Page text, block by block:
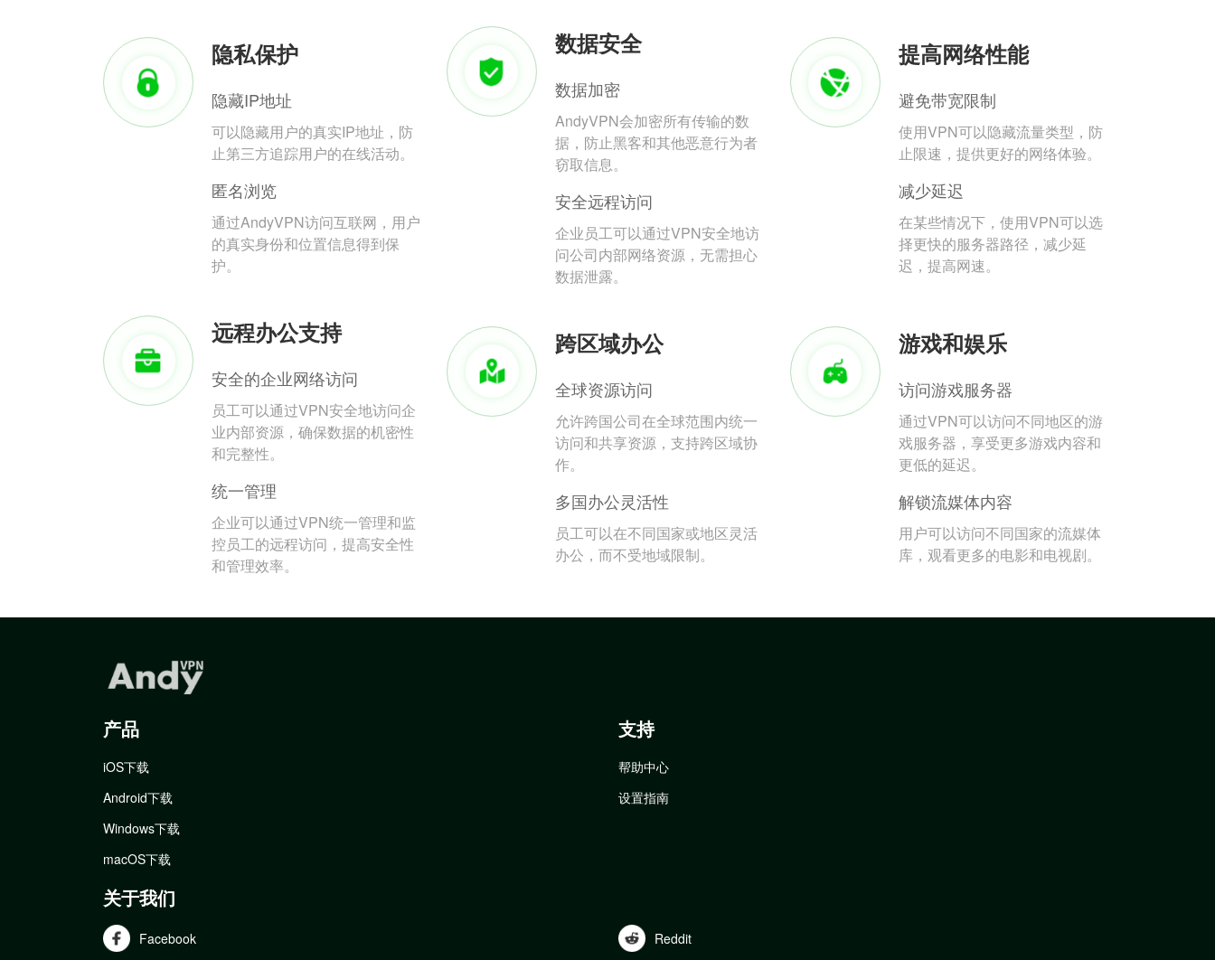
隐私保护
隐藏IP地址
可以隐藏用户的真实IP地址，防
止第三方追踪用户的在线活动。
匿名浏览
通过AndyVPN访问互联网，用户
的真实身份和位置信息得到保
护。
数据安全
数据加密
AndyVPN会加密所有传输的数
据，防止黑客和其他恶意行为者
窃取信息。
安全远程访问
企业员工可以通过VPN安全地访
问公司内部网络资源，无需担心
数据泄露。
提高网络性能
避免带宽限制
使用VPN可以隐藏流量类型，防
止限速，提供更好的网络体验。
减少延迟
在某些情况下，使用VPN可以选
择更快的服务器路径，减少延
迟，提高网速。
远程办公支持
安全的企业网络访问
员工可以通过VPN安全地访问企
业内部资源，确保数据的机密性
和完整性。
统一管理
企业可以通过VPN统一管理和监
控员工的远程访问，提高安全性
和管理效率。
跨区域办公
全球资源访问
允许跨国公司在全球范围内统一
访问和共享资源，支持跨区域协
作。
多国办公灵活性
员工可以在不同国家或地区灵活
办公，而不受地域限制。
游戏和娱乐
访问游戏服务器
通过VPN可以访问不同地区的游
戏服务器，享受更多游戏内容和
更低的延迟。
解锁流媒体内容
用户可以访问不同国家的流媒体
库，观看更多的电影和电视剧。
产品
iOS下载
Android下载
Windows下载
macOS下载
支持
帮助中心
设置指南
关于我们
Facebook Reddit